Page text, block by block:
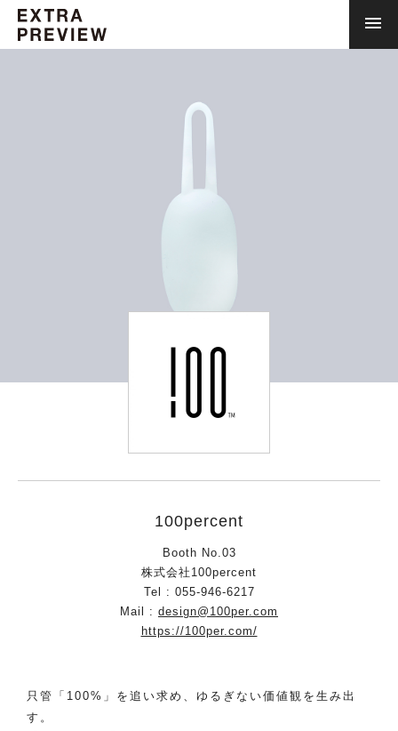
100percent
Booth No.03
株式会社100percent
Tel : 055-946-6217
Mail : design@100per.com
https://100per.com/
只管「100%」を追い求め、ゆるぎない価値観を生み出
す。